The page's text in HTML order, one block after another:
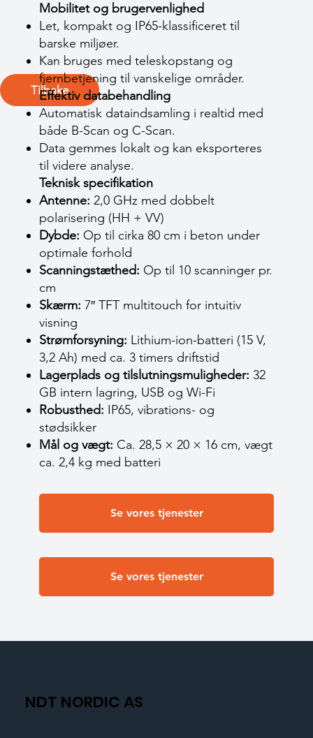
Tilbake
Mobilitet og brugervenlighed
Let, kompakt og IP65-klassificeret til
barske miljøer.
Kan bruges med teleskopstang og
fjernbetjening til vanskelige områder.
Effektiv databehandling
Automatisk dataindsamling i realtid med
både B-Scan og C-Scan.
Data gemmes lokalt og kan eksporteres
til videre analyse.
Teknisk specifikation
Antenne: 2,0 GHz med dobbelt
polarisering (HH + VV)
Dybde: Op til cirka 80 cm i beton under
optimale forhold
Scanningstæthed: Op til 10 scanninger pr.
cm
Skærm: 7″ TFT multitouch for intuitiv
visning
Strømforsyning: Lithium-ion-batteri (15 V,
3,2 Ah) med ca. 3 timers driftstid
Lagerplads og tilslutningsmuligheder: 32
GB intern lagring, USB og Wi-Fi
Robusthed: IP65, vibrations- og
stødsikker
Mål og vægt: Ca. 28,5 × 20 × 16 cm, vægt
ca. 2,4 kg med batteri
Se vores tjenester
Se vores tjenester
NDT NORDIC AS